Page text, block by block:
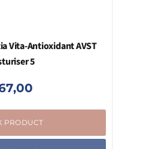
Vita-Antioxidant AVST
5
PRODUCT